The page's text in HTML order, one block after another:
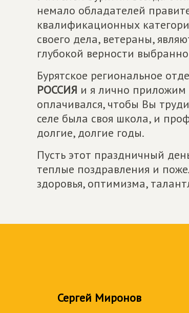
немало обладателей
квалификационных
своего дела, ветераны,
глубокой верности
Бурятское региональное
РОССИЯ и я лично приложим
оплачивался, чтобы Вы
селе была своя школа, и
долгие, долгие годы.
Пусть этот праздничный
теплые поздравления и
здоровья, оптимизма,
Сергей Миронов